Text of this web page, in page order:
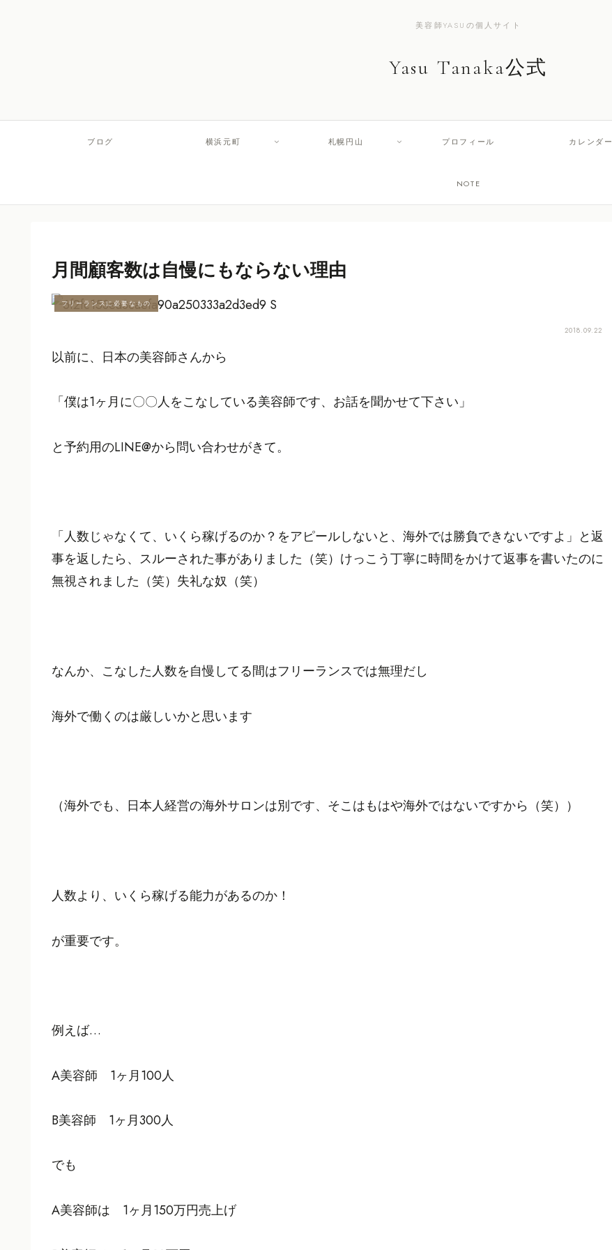
美容師YASUの個人サイト
Yasu Tanaka公式
ブログ 横浜元町 札幌円山 プロフィール カレンダー
NOTE
月間顧客数は自慢にもならない理由
フリーランスに必要なもの
2018.09.22
以前に、日本の美容師さんから
「僕は1ヶ月に〇〇人をこなしている美容師です、お話を聞かせて下さい」
と予約用のLINE@から問い合わせがきて。
「人数じゃなくて、いくら稼げるのか？をアピールしないと、海外では勝負できないですよ」と返
事を返したら、スルーされた事がありました（笑）けっこう丁寧に時間をかけて返事を書いたのに
無視されました（笑）失礼な奴（笑）
なんか、こなした人数を自慢してる間はフリーランスでは無理だし
海外で働くのは厳しいかと思います
（海外でも、日本人経営の海外サロンは別です、そこはもはや海外ではないですから（笑））
人数より、いくら稼げる能力があるのか！
が重要です。
例えば…
A美容師 1ヶ月100人
B美容師 1ヶ月300人
でも
A美容師は 1ヶ月150万円売上げ